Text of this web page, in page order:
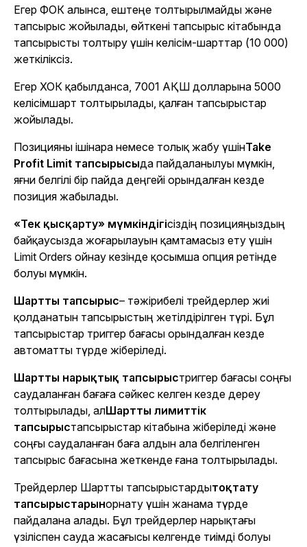
Егер ФОК алынса, ештеңе толтырылмайды және
тапсырыс жойылады, өйткені тапсырыс кітабында
тапсырысты толтыру үшін келісім-шарттар (10 000)
жеткіліксіз.
Егер ХОК қабылданса, 7001 АҚШ долларына 5000
келісімшарт толтырылады, қалған тапсырыстар
жойылады.
Позицияны ішінара немесе толық жабу үшінTake
Profit Limit тапсырысыда пайдаланылуы мүмкін,
яғни белгілі бір пайда деңгейі орындалған кезде
позиция жабылады.
«Тек қысқарту» мүмкіндігісіздің позицияңыздың
байқаусызда жоғарылауын қамтамасыз ету үшін
Limit Orders ойнау кезінде қосымша опция ретінде
болуы мүмкін.
Шартты тапсырыс– тәжірибелі трейдерлер жиі
қолданатын тапсырыстың жетілдірілген түрі. Бұл
тапсырыстар триггер бағасы орындалған кезде
автоматты түрде жіберіледі.
Шартты нарықтық тапсырыстриггер бағасы соңғы
саудаланған бағаға сәйкес келген кезде дереу
толтырылады, алШартты лимиттік
тапсырыстапсырыстар кітабына жіберіледі және
соңғы саудаланған баға алдын ала белгіленген
тапсырыс бағасына жеткенде ғана толтырылады.
Трейдерлер Шартты тапсырыстардытоқтату
тапсырыстарынорнату үшін жанама түрде
пайдалана алады. Бұл трейдерлер нарықтағы
үзіліспен сауда жасағысы келгенде тиімді болуы